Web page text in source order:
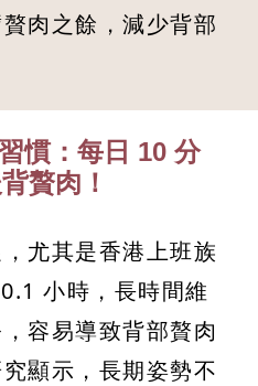
肉之餘，減少背部
慣：每日 10 分
贅肉！
尤其是香港上班族
小時，長時間維
容易導致背部贅肉
顯示，長期姿勢不